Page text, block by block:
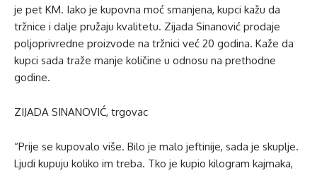
je pet KM. Iako je kupovna moć smanjena, kupci kažu da
tržnice i dalje pružaju kvalitetu. Zijada Sinanović prodaje
poljoprivredne proizvode na tržnici već 20 godina. Kaže da
kupci sada traže manje količine u odnosu na prethodne
godine.
ZIJADA SINANOVIĆ, trgovac
“Prije se kupovalo više. Bilo je malo jeftinije, sada je skuplje.
Ljudi kupuju koliko im treba. Tko je kupio kilogram kajmaka,